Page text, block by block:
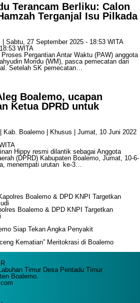
Terancam Berliku: Calon
Terganjal Isu Pilkada
| Sabtu, 27 September 2025 - 18:53 WITA
WITA
Pergantian Antar Waktu (PAW) anggota
Moridu (WM), pasca pemecatan dari
Setelah SK pemecatan…
Boalemo, ucapan
Ketua DPRD untuk
Kab. Boalemo Khusus | Jumat, 10 Juni 2022
Hippy resmi dilantik sebagai Anggota
(DPRD) Kabupaten Boalemo, Jumat, 10-6-
menempati urutan ke-3…
Boalemo & DPD KNPI Targetkan
Siap Tekan Angka Penyakit
Kematian” Meritokrasi di Boalemo
Timur Desa Pentadu Timur
Boalemo.